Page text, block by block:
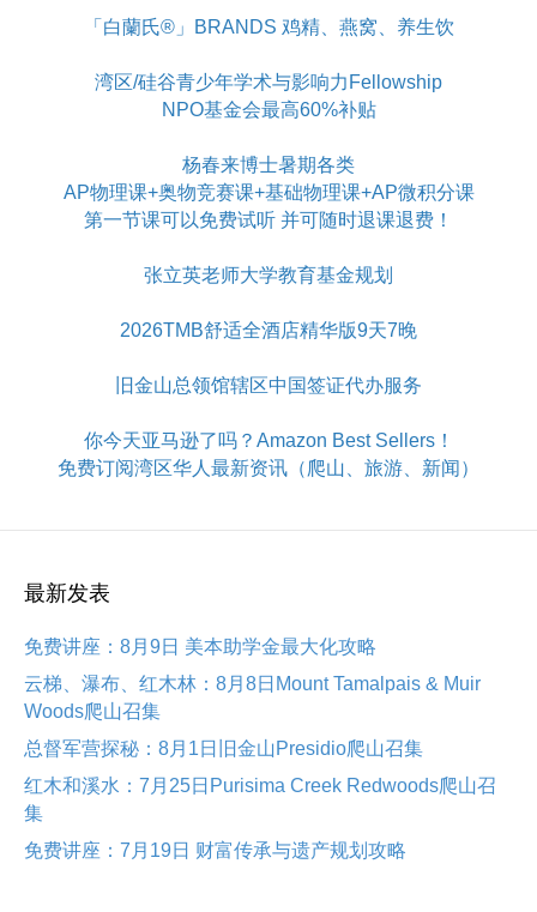
「白蘭氏®」BRANDS 鸡精、燕窝、养生饮
湾区/硅谷青少年学术与影响力Fellowship
NPO基金会最高60%补贴
杨春来博士暑期各类
AP物理课+奥物竞赛课+基础物理课+AP微积分课
第一节课可以免费试听 并可随时退课退费！
张立英老师大学教育基金规划
2026TMB舒适全酒店精华版9天7晚
旧金山总领馆辖区中国签证代办服务
你今天亚马逊了吗？Amazon Best Sellers！
免费订阅湾区华人最新资讯（爬山、旅游、新闻）
最新发表
免费讲座：8月9日 美本助学金最大化攻略
云梯、瀑布、红木林：8月8日Mount Tamalpais & Muir
Woods爬山召集
总督军营探秘：8月1日旧金山Presidio爬山召集
红木和溪水：7月25日Purisima Creek Redwoods爬山召
集
免费讲座：7月19日 财富传承与遗产规划攻略